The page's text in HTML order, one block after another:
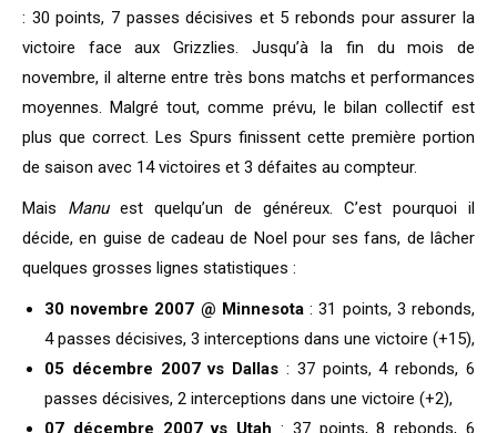
: 30 points, 7 passes décisives et 5 rebonds pour assurer la
victoire face aux Grizzlies. Jusqu’à la fin du mois de
novembre, il alterne entre très bons matchs et performances
moyennes. Malgré tout, comme prévu, le bilan collectif est
plus que correct. Les Spurs finissent cette première portion
de saison avec 14 victoires et 3 défaites au compteur.
Mais Manuest quelqu’un de généreux. C’est pourquoi il
décide, en guise de cadeau de Noel pour ses fans, de lâcher
quelques grosses lignes statistiques :
30 novembre 2007 @ Minnesota: 31 points, 3 rebonds,
4 passes décisives, 3 interceptions dans une victoire (+15),
05 décembre 2007 vs Dallas : 37 points, 4 rebonds, 6
passes décisives, 2 interceptions dans une victoire (+2),
07 décembre 2007 vs Utah : 37 points, 8 rebonds, 6